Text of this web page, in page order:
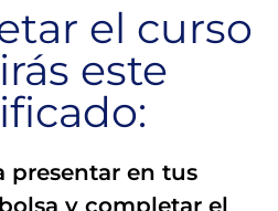
el curso
este
presentar en tus
y completar el